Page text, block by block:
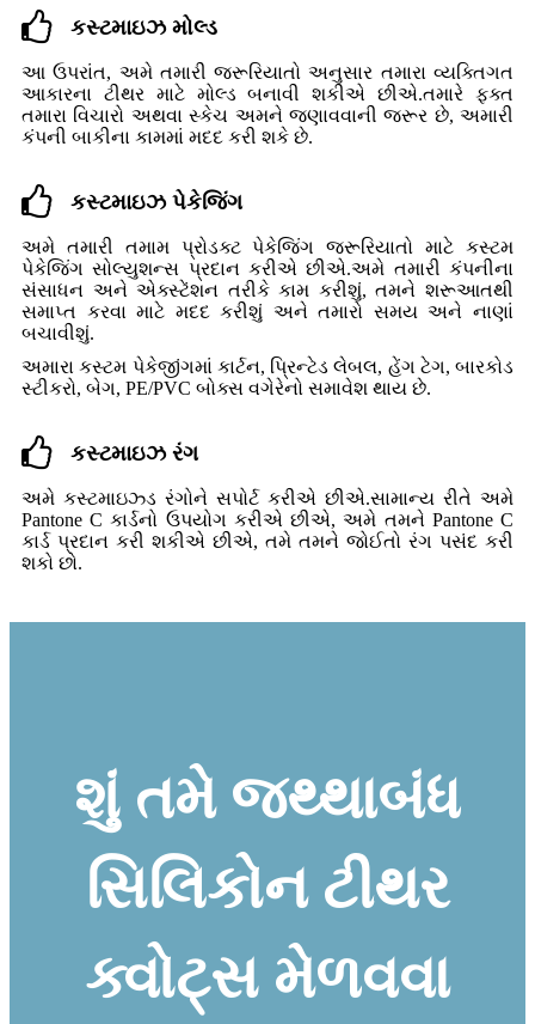
કસ્ટમાઇઝ મોલ્ડ
આ ઉપરાંત, અમે તમારી જરૂરિયાતો અનુસાર તમારા વ્યક્તિગત
આકારના ટીથર માટે મોલ્ડ બનાવી શકીએ છીએ.તમારે ફક્ત
તમારા વિચારો અથવા સ્કેચ અમને જણાવવાની જરૂર છે, અમારી
કંપની બાકીના કામમાં મદદ કરી શકે છે.
કસ્ટમાઇઝ પેકેજિંગ
અમે તમારી તમામ પ્રોડક્ટ પેકેજિંગ જરૂરિયાતો માટે કસ્ટમ
પેકેજિંગ સોલ્યુશન્સ પ્રદાન કરીએ છીએ.અમે તમારી કંપનીના
સંસાધન અને એક્સ્ટેંશન તરીકે કામ કરીશું, તમને શરૂઆતથી
સમાપ્ત કરવા માટે મદદ કરીશું અને તમારો સમય અને નાણાં
બચાવીશું.
અમારા કસ્ટમ પેકેજીંગમાં કાર્ટન, પ્રિન્ટેડ લેબલ, હેંગ ટેગ, બારકોડ
સ્ટીકરો, બેગ, PE/PVC બોક્સ વગેરેનો સમાવેશ થાય છે.
કસ્ટમાઇઝ રંગ
અમે કસ્ટમાઇઝ્ડ રંગોને સપોર્ટ કરીએ છીએ.સામાન્ય રીતે અમે
Pantone C કાર્ડનો ઉપયોગ કરીએ છીએ, અમે તમને Pantone C
કાર્ડ પ્રદાન કરી શકીએ છીએ, તમે તમને જોઈતો રંગ પસંદ કરી
શકો છો.
શું તમે જથ્થાબંધ
સિલિકોન ટીથર
ક્વોટ્સ મેળવવા